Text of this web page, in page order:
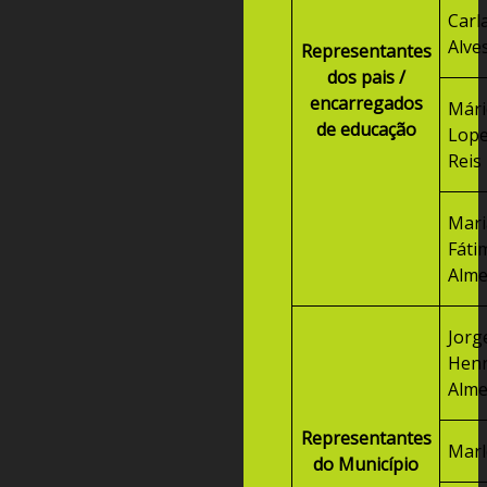
Representantes
dos pais /
encarregados
de educação
Reis
Representantes
do Município